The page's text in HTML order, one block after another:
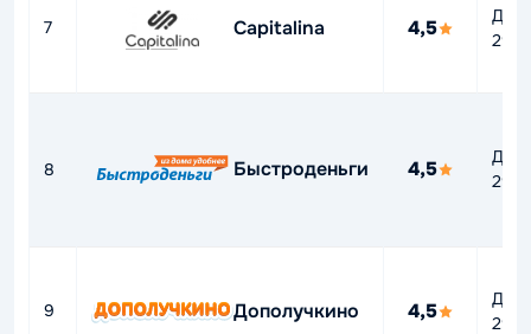
7 Capitalina 4,5
До
8 Быстроденьги 4,5
До
9 Дополучкино 4,5
До